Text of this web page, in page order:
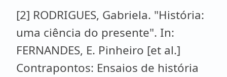
[2] RODRIGUES, Gabriela. "História:
uma ciência do presente". In:
FERNANDES, E. Pinheiro [et al.]
Contrapontos: Ensaios de história